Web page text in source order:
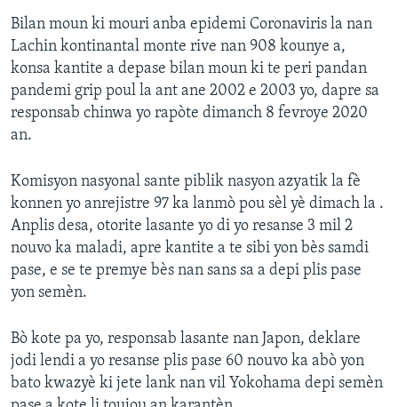
Bilan moun ki mouri anba epidemi Coronaviris la nan
Lachin kontinantal monte rive nan 908 kounye a,
konsa kantite a depase bilan moun ki te peri pandan
pandemi grip poul la ant ane 2002 e 2003 yo, dapre sa
responsab chinwa yo rapòte dimanch 8 fevroye 2020
an.
Komisyon nasyonal sante piblik nasyon azyatik la fè
konnen yo anrejistre 97 ka lanmò pou sèl yè dimach la .
Anplis desa, otorite lasante yo di yo resanse 3 mil 2
nouvo ka maladi, apre kantite a te sibi yon bès samdi
pase, e se te premye bès nan sans sa a depi plis pase
yon semèn.
Bò kote pa yo, responsab lasante nan Japon, deklare
jodi lendi a yo resanse plis pase 60 nouvo ka abò yon
bato kwazyè ki jete lank nan vil Yokohama depi semèn